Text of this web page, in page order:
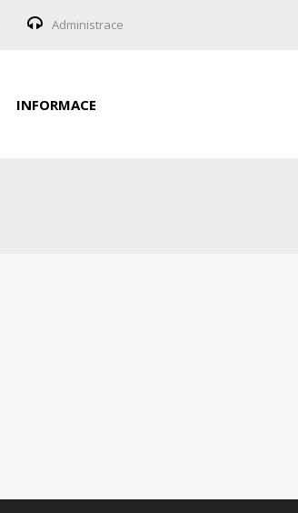
Administrace
INFORMACE